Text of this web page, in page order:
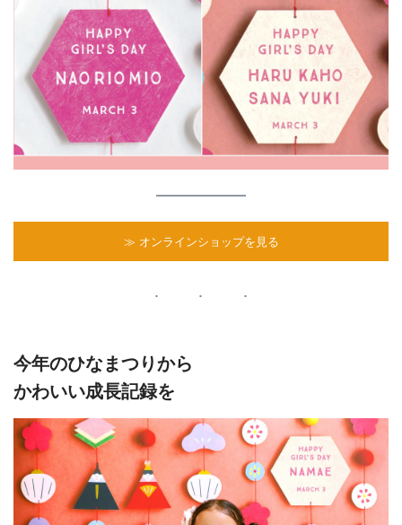
≫ オンラインショップを見る
今年のひなまつりから
かわいい成長記録を